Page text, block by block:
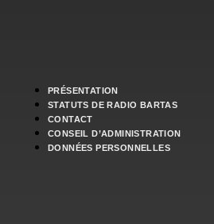
PRÉSENTATION
STATUTS DE RADIO BARTAS
CONTACT
CONSEIL D’ADMINISTRATION
DONNÉES PERSONNELLES